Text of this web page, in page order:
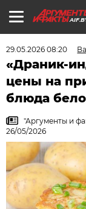
29.05.2026 08:20
«Драник-
цены на
блюда
"Аргументы и
26/05/2026